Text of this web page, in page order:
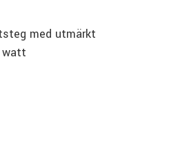
med utmärkt
watt